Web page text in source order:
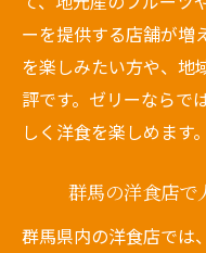
ーを提供する店舗が増
を楽しみたい方や、地
評です。ゼリーならで
しく洋食を楽しめます。
群馬の洋食店で
群馬県内の洋食店では